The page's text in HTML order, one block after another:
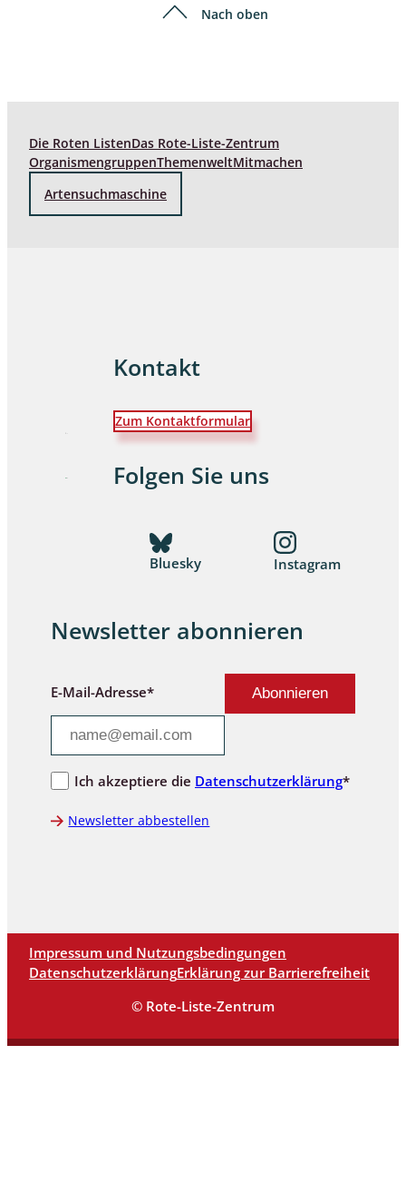
Nach oben
Die Roten ListenDas Rote-Liste-Zentrum
OrganismengruppenThemenweltMitmachen
Artensuchmaschine
Kontakt
Zum Kontaktformular
Folgen Sie uns
Bluesky Instagram
Newsletter abonnieren
E-Mail-Adresse*
Ich akzeptiere die Datenschutzerklärung*
Newsletter abbestellen
Impressum und Nutzungsbedingungen
DatenschutzerklärungErklärung zur Barrierefreiheit
© Rote-Liste-Zentrum